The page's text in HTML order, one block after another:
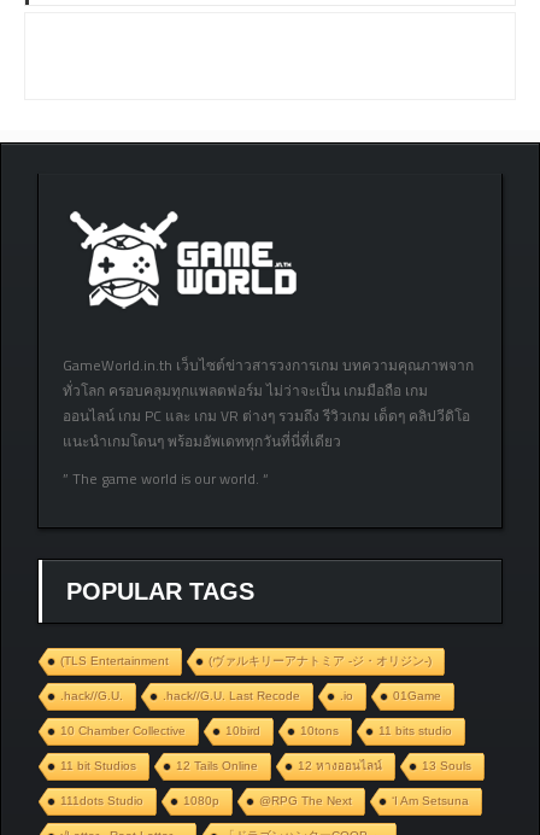
GameWorld.in.th เว็บไซต์ข่าวสารวงการเกม บทความคุณภาพจาก
ทั่วโลก ครอบคลุมทุกแพลตฟอร์ม ไม่ว่าจะเป็น เกมมือถือ เกม
ออนไลน์ เกม PC และ เกม VR ต่างๆ รวมถึง รีวิวเกม เด็ดๆ คลิปวีดิโอ
แนะนำเกมโดนๆ พร้อมอัพเดททุกวันที่นี่ที่เดียว
” The game world is our world. “
POPULAR TAGS
(TLS Entertainment (ヴァルキリーアナトミア ‐ジ・オリジン‐)
.hack//G.U. .hack//G.U. Last Recode .io 01Game
10 Chamber Collective 10bird 10tons 11 bits studio
11 bit Studios 12 Tails Online 12 หางออนไลน์ 13 Souls
111dots Studio 1080p @RPG The Next ‘I Am Setsuna